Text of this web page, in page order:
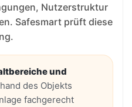
Nutzerstruktur
Safesmart prüft diese
und
des Objekts
fachgerecht